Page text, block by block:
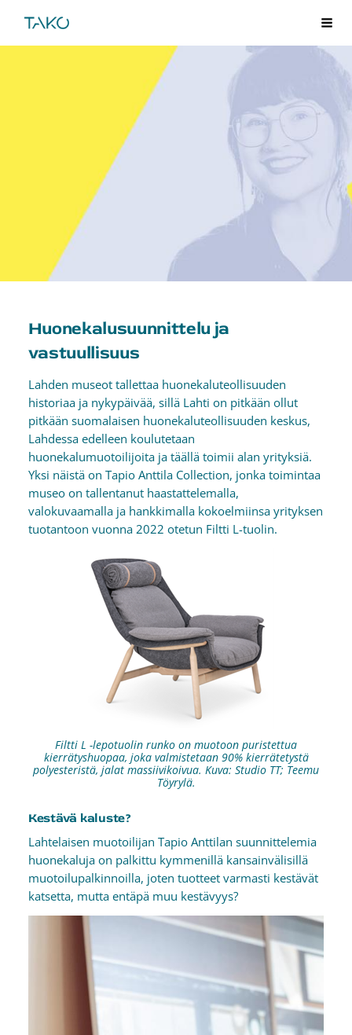
Siirry
TAKO
Huonekalusuunnittelu ja
vastuullisuus
Lahden museot tallettaa huonekaluteollisuuden
historiaa ja nykypäivää, sillä Lahti on pitkään ollut
pitkään suomalaisen huonekaluteollisuuden keskus,
Lahdessa edelleen koulutetaan
huonekalumuotoilijoita ja täällä toimii alan yrityksiä.
Yksi näistä on Tapio Anttila Collection, jonka toimintaa
museo on tallentanut haastattelemalla,
valokuvaamalla ja hankkimalla kokoelmiinsa yrityksen
tuotantoon vuonna 2022 otetun Filtti L-tuolin.
Filtti L -lepotuolin runko on muotoon puristettua
kierrätyshuopaa, joka valmistetaan 90% kierrätetystä
polyesteristä, jalat massiivikoivua. Kuva: Studio TT; Teemu
Töyrylä.
Kestävä kaluste?
Lahtelaisen muotoilijan Tapio Anttilan suunnittelemia
huonekaluja on palkittu kymmenillä kansainvälisillä
muotoilupalkinnoilla, joten tuotteet varmasti kestävät
katsetta, mutta entäpä muu kestävyys?